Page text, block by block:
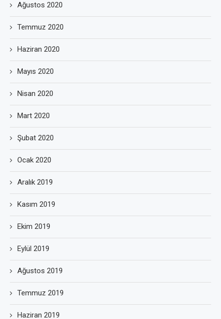
Ağustos 2020
Temmuz 2020
Haziran 2020
Mayıs 2020
Nisan 2020
Mart 2020
Şubat 2020
Ocak 2020
Aralık 2019
Kasım 2019
Ekim 2019
Eylül 2019
Ağustos 2019
Temmuz 2019
Haziran 2019